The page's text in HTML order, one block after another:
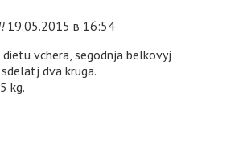
19.05.2015 в 16:54
vchera, segodnja belkovyj
dva kruga.
kg.